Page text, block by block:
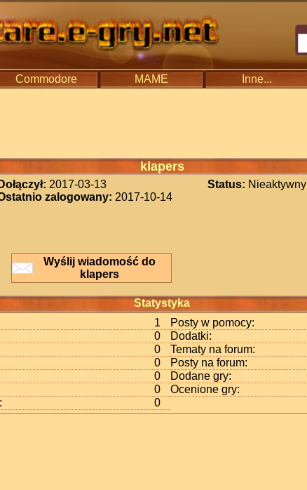
Commodore MAME Inne...
klapers
Dołączył: 2017-03-13
zalogowany: 2017-10-14
Status: Nieaktywny
Wyślij wiadomość do
klapers
Statystyka
1 Posty w pomocy:
0 Dodatki:
0 Tematy na forum:
0 Posty na forum:
0 Dodane gry:
0 Ocenione gry:
0